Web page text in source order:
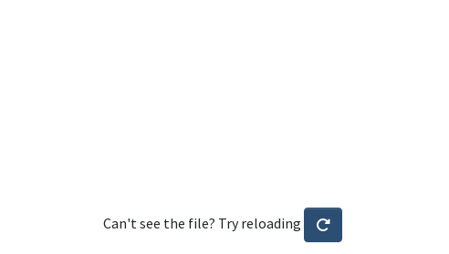
Can't see the file? Try reloading